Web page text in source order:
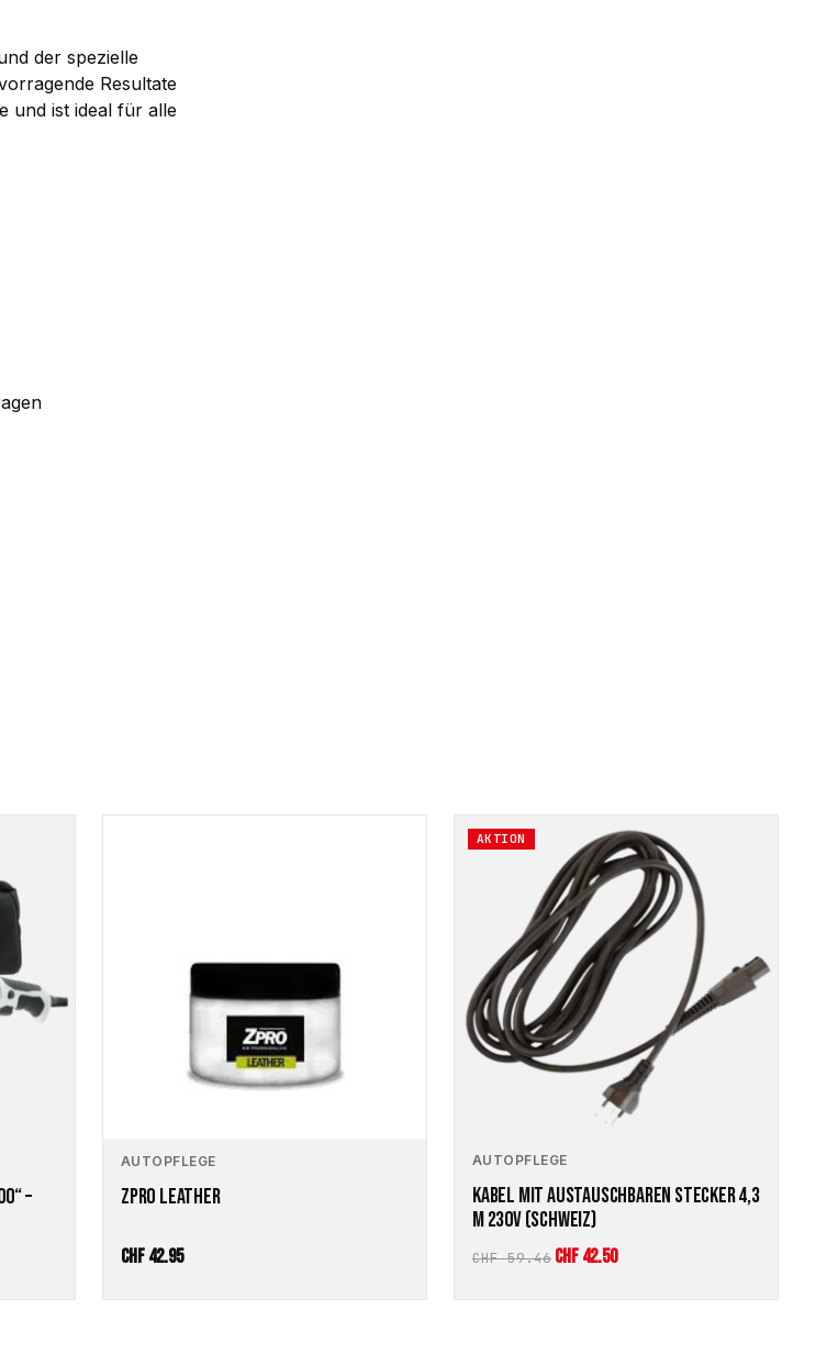
der spezielle
Resultate
und ist ideal für alle
–
AUTOPFLEGE
ZPRO LEATHER
CHF42.95
AKTION
AUTOPFLEGE
KABEL MIT AUSTAUSCHBAREN STECKER 4,3
M 230V (SCHWEIZ)
CHF59.46 Ursprünglicher
CHF42.50Aktueller